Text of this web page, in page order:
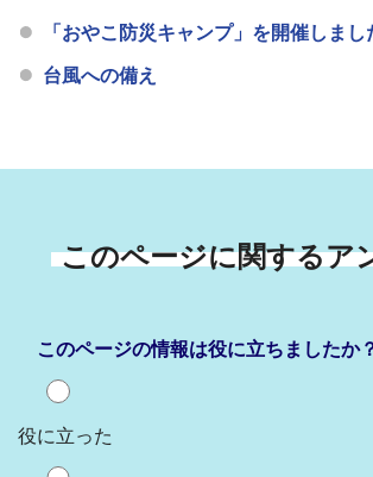
「おやこ防災キャンプ」を開催しまし
台風への備え
このページに関するア
このページの情報は役に立ちましたか
役に立った